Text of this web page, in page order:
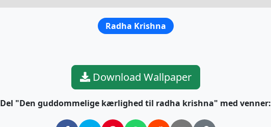
Radha Krishna
Download Wallpaper
Del "Den guddommelige kærlighed til radha krishna" med venner: